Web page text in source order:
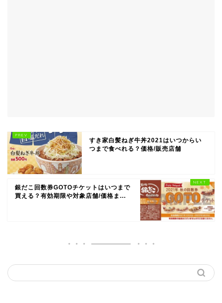
すき家白髪ねぎ牛丼2021はいつからい
つまで食べれる？価格/販売店舗
銀だこ回数券GOTOチケットはいつまで
買える？有効期限や対象店舗/価格ま...